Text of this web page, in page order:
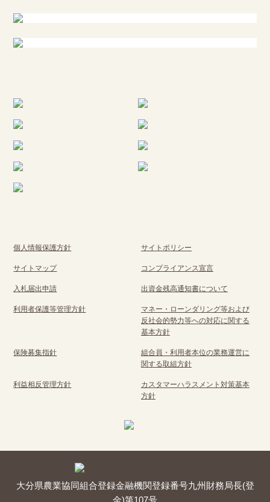
個人情報保護方針 サイトポリシー
サイトマップ コンプライアンス宣言
入札届出申請 出資金残高通知書について
利用者保護等管理方針
マネー・ローンダリング等および
反社会的勢力等への対応に関する
基本方針
保険募集指針
組合員・利用者本位の業務運営に
関する取組方針
利益相反管理方針
カスタマーハラスメント対策基本
方針
大分県農業協同組合登録金融機関登録番号九州財務局長(登
金)第107号